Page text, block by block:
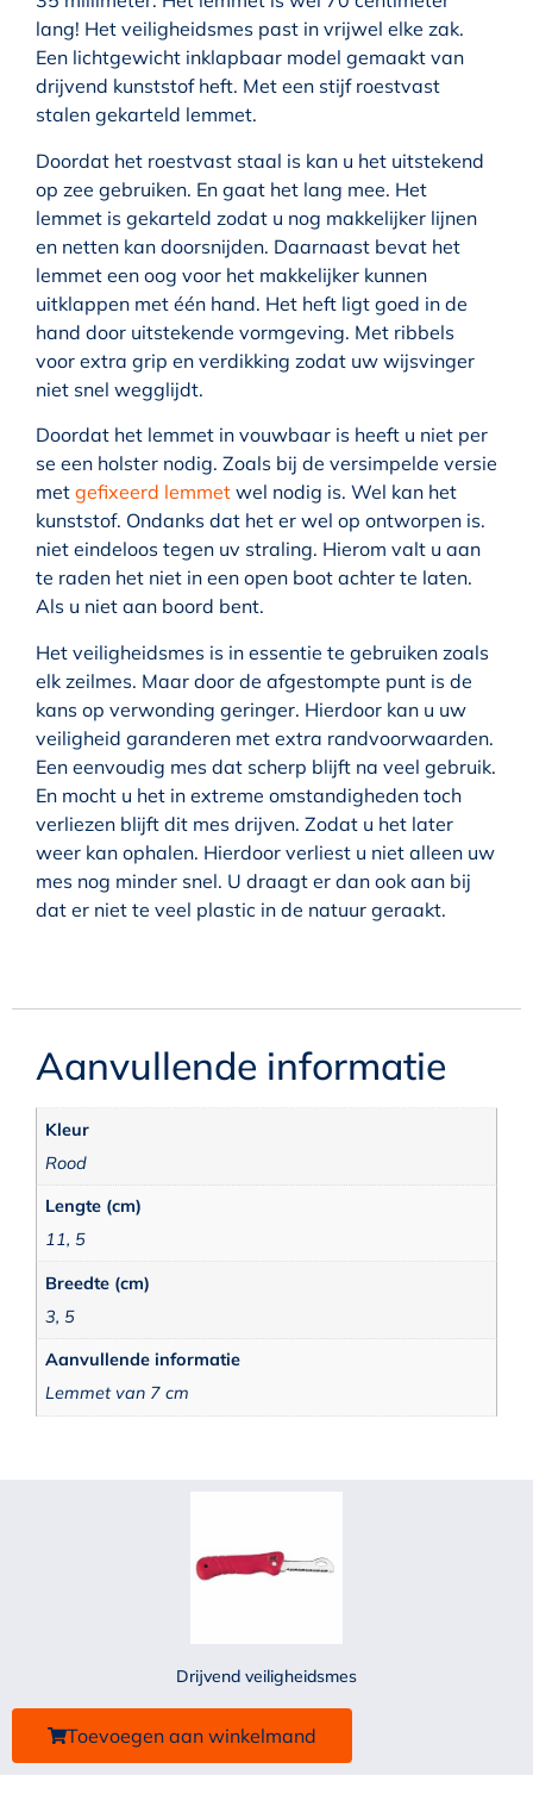
lang! Het veiligheidsmes past in vrijwel elke zak.
Een lichtgewicht inklapbaar model gemaakt van
drijvend kunststof heft. Met een stijf roestvast
stalen gekarteld lemmet.
Doordat het roestvast staal is kan u het uitstekend
op zee gebruiken. En gaat het lang mee. Het
lemmet is gekarteld zodat u nog makkelijker lijnen
en netten kan doorsnijden. Daarnaast bevat het
lemmet een oog voor het makkelijker kunnen
uitklappen met één hand. Het heft ligt goed in de
hand door uitstekende vormgeving. Met ribbels
voor extra grip en verdikking zodat uw wijsvinger
niet snel wegglijdt.
Doordat het lemmet in vouwbaar is heeft u niet per
se een holster nodig. Zoals bij de versimpelde versie
met gefixeerd lemmet wel nodig is. Wel kan het
kunststof. Ondanks dat het er wel op ontworpen is.
niet eindeloos tegen uv straling. Hierom valt u aan
te raden het niet in een open boot achter te laten.
Als u niet aan boord bent.
Het veiligheidsmes is in essentie te gebruiken zoals
elk zeilmes. Maar door de afgestompte punt is de
kans op verwonding geringer. Hierdoor kan u uw
veiligheid garanderen met extra randvoorwaarden.
Een eenvoudig mes dat scherp blijft na veel gebruik.
En mocht u het in extreme omstandigheden toch
verliezen blijft dit mes drijven. Zodat u het later
weer kan ophalen. Hierdoor verliest u niet alleen uw
mes nog minder snel. U draagt er dan ook aan bij
dat er niet te veel plastic in de natuur geraakt.
Aanvullende informatie
Kleur
Rood
Lengte (cm)
11, 5
Breedte (cm)
3, 5
Aanvullende informatie
Lemmet van 7 cm
Drijvend veiligheidsmes
Toevoegen aan winkelmand